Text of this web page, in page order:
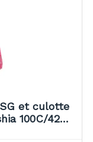
et culotte
100C/42